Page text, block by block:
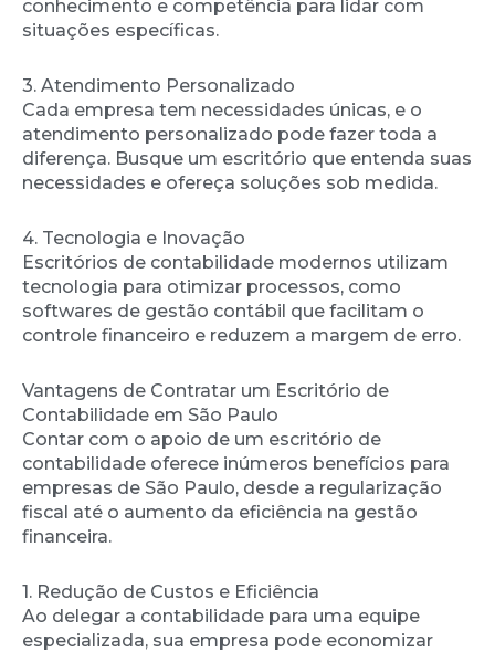
conhecimento e competência para lidar com
situações específicas.
3. Atendimento Personalizado
Cada empresa tem necessidades únicas, e o
atendimento personalizado pode fazer toda a
diferença. Busque um escritório que entenda suas
necessidades e ofereça soluções sob medida.
4. Tecnologia e Inovação
Escritórios de contabilidade modernos utilizam
tecnologia para otimizar processos, como
softwares de gestão contábil que facilitam o
controle financeiro e reduzem a margem de erro.
Vantagens de Contratar um Escritório de
Contabilidade em São Paulo
Contar com o apoio de um escritório de
contabilidade oferece inúmeros benefícios para
empresas de São Paulo, desde a regularização
fiscal até o aumento da eficiência na gestão
financeira.
1. Redução de Custos e Eficiência
Ao delegar a contabilidade para uma equipe
especializada, sua empresa pode economizar